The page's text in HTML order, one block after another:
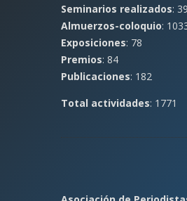
Seminarios realizados:
Almuerzos-coloquio:
Exposiciones: 78
Premios: 84
Publicaciones: 182
Total actividades: 1771